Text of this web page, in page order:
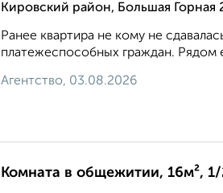
Кировский район, Большая Горная
Ранее квартира не кому не
платежеспособных граждан. Рядом
Агентство, 03.08.2026
Комната в общежитии, 16м²,